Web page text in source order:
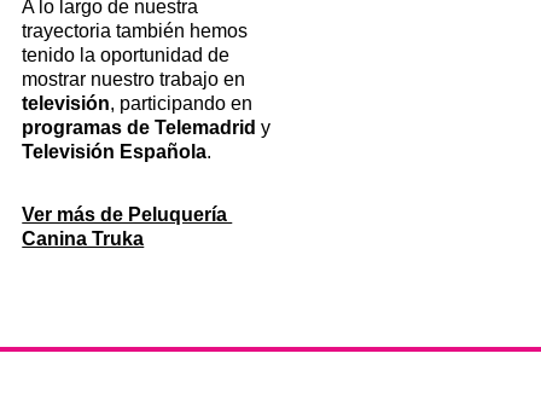
A lo largo de nuestra
trayectoria también hemos
tenido la oportunidad de
mostrar nuestro trabajo en
televisión, participando en
programas de Telemadrid y
Televisión Española.
Ver más de Peluquería
Canina Truka